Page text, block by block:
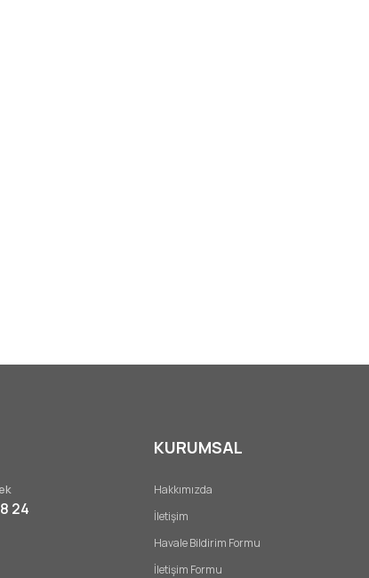
24
KURUMSAL
Hakkımızda
İletişim
Havale Bildirim Formu
İletişim Formu